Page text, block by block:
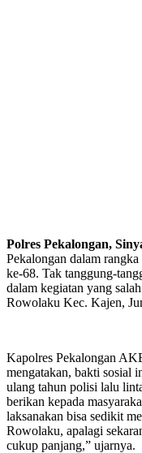
Polres Pekalongan,
Pekalongan dalam
ke-68. Tak tanggung-
dalam kegiatan yang
Rowolaku Kec. Kajen,
Kapolres Pekalongan
mengatakan, bakti sosial
ulang tahun polisi lalu
berikan kepada
laksanakan bisa sedikit
Rowolaku, apalagi
cukup panjang,” ujarnya.